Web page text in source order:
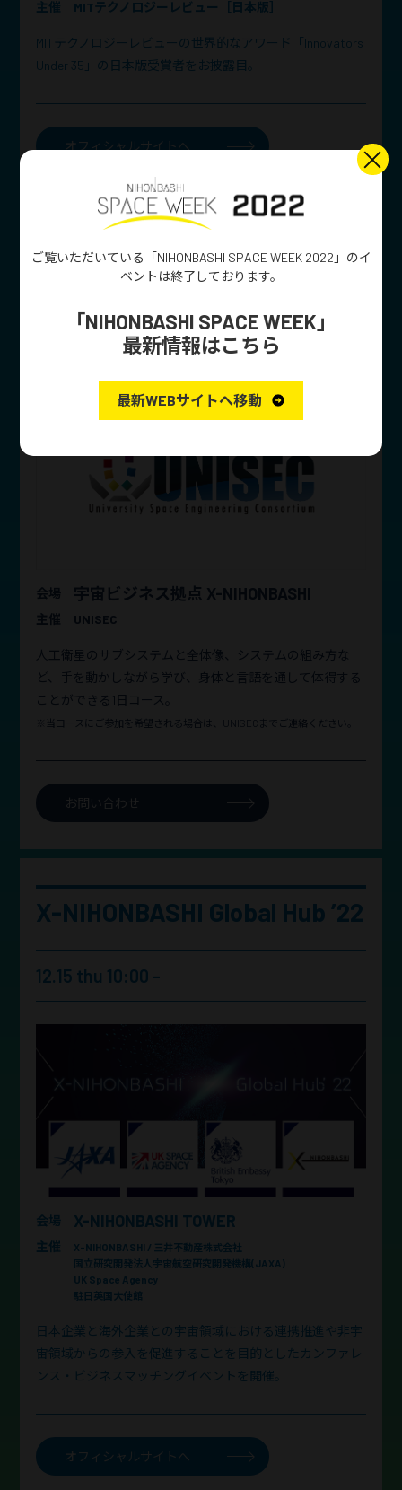
ご覧いただいている「NIHONBASHI SPACE WEEK 2022」のイ
ベントは終了しております。
「NIHONBASHI SPACE WEEK」
最新情報はこちら
最新WEBサイトへ移動
主催 MITテクノロジーレビュー［日本版］
MITテクノロジーレビューの世界的なアワード「Innovators
Under 35」の日本版受賞者をお披露目。
オフィシャルサイトへ
HEPTA-Satトレーニング1日
12.15 thu 9:30-
会場 宇宙ビジネス拠点 X-NIHONBASHI
主催 UNISEC
人工衛星のサブシステムと全体像、システムの組み方な
ど、手を動かしながら学び、身体と言語を通して体得する
ことができる1日コース。
※当コースにご参加を希望される場合は、UNISECまでご連絡ください。
お問い合わせ
X-NIHONBASHI Global Hub ’22
12.15 thu 10:00 -
会場 X-NIHONBASHI TOWER
主催
X-NIHONBASHI / 三井不動産株式会社
国立研究開発法人宇宙航空研究開発機構(JAXA)
UK Space Agency
駐日英国大使館
日本企業と海外企業との宇宙領域における連携推進や非宇
宙領域からの参入を促進することを目的としたカンファレ
ンス・ビジネスマッチングイベントを開催。
オフィシャルサイトへ